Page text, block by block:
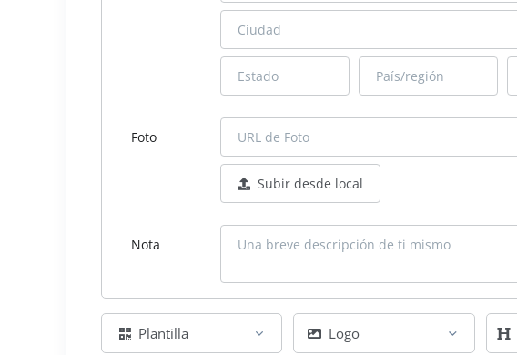
Foto
Subir desde local
Nota
Plantilla Logo